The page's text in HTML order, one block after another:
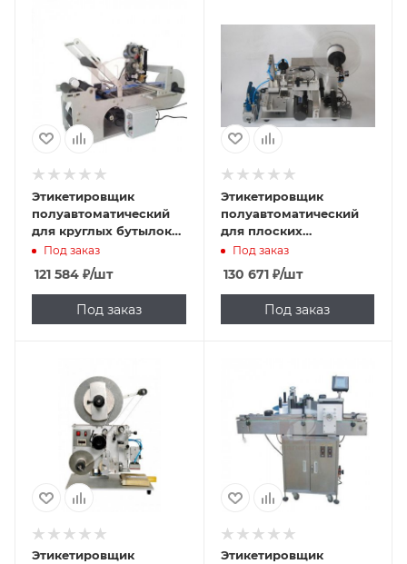
Этикетировщик
полуавтоматический
для круглых бутылок
MPFL-50A
Под заказ
121 584 ₽/шт
Под заказ
Этикетировщик
полуавтоматический
для плоских
поверхностей PFL-60
Под заказ
130 671₽/шт
Под заказ
Этикетировщик
Этикетировщик